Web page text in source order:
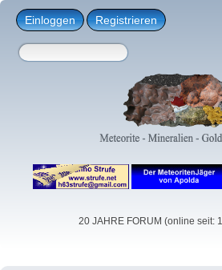
Einloggen Registrieren
20 JAHRE FORUM (online seit: